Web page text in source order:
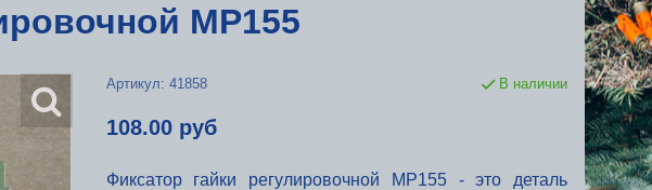
МР155
Артикул: 41858 В наличии
108.00 руб
Фиксатор гайки регулировочной МР155 - это деталь